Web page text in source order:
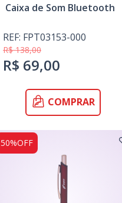
Caixa de Som Bluetooth
REF: FPT03153-000
R$ 138,00
R$ 69,00
COMPRAR
50%OFF